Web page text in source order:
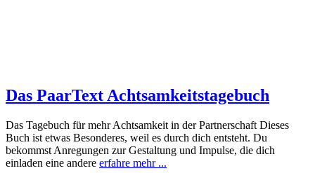
Das PaarText Achtsamkeitstagebuch
Das Tagebuch für mehr Achtsamkeit in der Partnerschaft Dieses
Buch ist etwas Besonderes, weil es durch dich entsteht. Du
bekommst Anregungen zur Gestaltung und Impulse, die dich
einladen eine andere erfahre mehr ...